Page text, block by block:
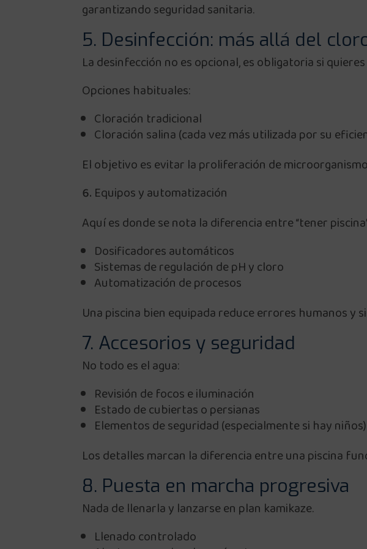
garantizando seguridad sanitaria.
5. Desinfección: más allá del
La desinfección no es opcional, es obligatoria si
Opciones habituales:
Cloración tradicional
Cloración salina (cada vez más utilizada por su
El objetivo es evitar la proliferación de
Equipos y automatización
Aquí es donde se nota la diferencia entre “tener
Dosificadores automáticos
Sistemas de regulación de pH y cloro
Automatización de procesos
Una piscina bien equipada reduce errores humanos y
7. Accesorios y seguridad
No todo es el agua:
Revisión de focos e iluminación
Estado de cubiertas o persianas
Elementos de seguridad (especialmente si hay niños)
Los detalles marcan la diferencia entre una piscina
8. Puesta en marcha progresiva
Nada de llenarla y lanzarse en plan kamikaze.
Llenado controlado